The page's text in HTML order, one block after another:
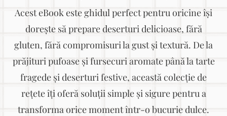
Acest eBook este ghidul perfect pentru oricine își
dorește să prepare deserturi delicioase, fără
gluten, fără compromisuri la gust și textură. De la
prăjituri pufoase și fursecuri aromate până la tarte
fragede și deserturi festive, această colecție de
rețete îți oferă soluții simple și sigure pentru a
transforma orice moment într-o bucurie dulce.